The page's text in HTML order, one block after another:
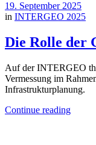
19. September 2025
in INTERGEO 2025
Die Rolle der
Auf der INTERGEO
Vermessung im
Infrastrukturplanung.
Continue reading